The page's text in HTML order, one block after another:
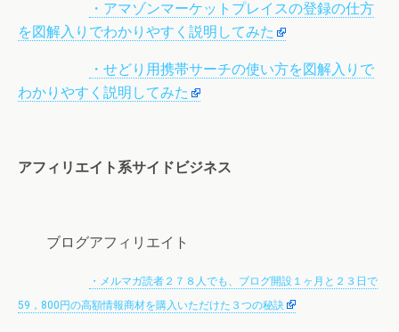
・アマゾンマーケットプレイスの登録の仕方
を図解入りでわかりやすく説明してみた
・せどり用携帯サーチの使い方を図解入りで
わかりやすく説明してみた
アフィリエイト系サイドビジネス
ブログアフィリエイト
・メルマガ読者２７８人でも、ブログ開設１ヶ月と２３日で
59，800円の高額情報商材を購入いただけた３つの秘訣